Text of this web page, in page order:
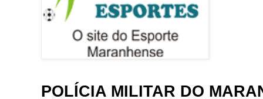
POLÍCIA MILITAR DO